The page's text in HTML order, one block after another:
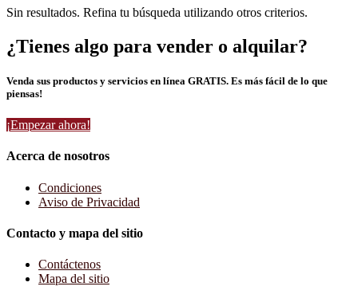
Sin resultados. Refina tu búsqueda utilizando otros criterios.
¿Tienes algo para vender o alquilar?
Venda sus productos y servicios en línea GRATIS. Es más fácil de lo que
piensas!
¡Empezar ahora!
Acerca de nosotros
Condiciones
Aviso de Privacidad
Contacto y mapa del sitio
Contáctenos
Mapa del sitio